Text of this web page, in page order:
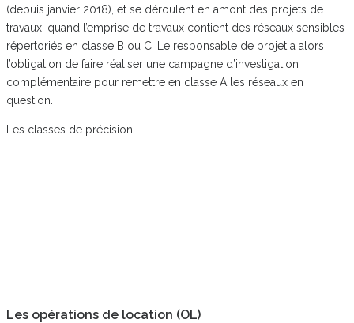
(depuis janvier 2018), et se déroulent en amont des projets de
travaux, quand l’emprise de travaux contient des réseaux sensibles
répertoriés en classe B ou C. Le responsable de projet a alors
l’obligation de faire réaliser une campagne d’investigation
complémentaire pour remettre en classe A les réseaux en
question.
Les classes de précision :
Les opérations de location (OL)